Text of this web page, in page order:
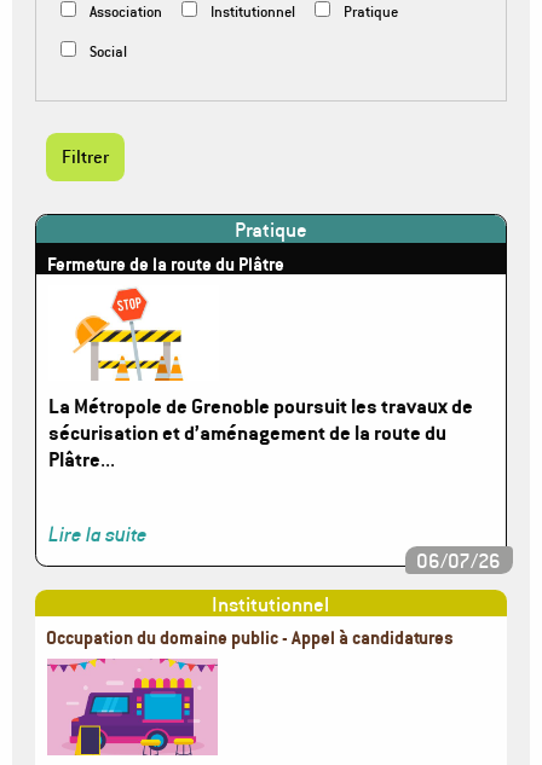
Association Institutionnel Pratique
Social
Pratique
Fermeture de la route du Plâtre
La Métropole de Grenoble poursuit les travaux de
sécurisation et d’aménagement de la route du
Plâtre...
Lire la suite
06/07/26
Institutionnel
Occupation du domaine public - Appel à candidatures
Image